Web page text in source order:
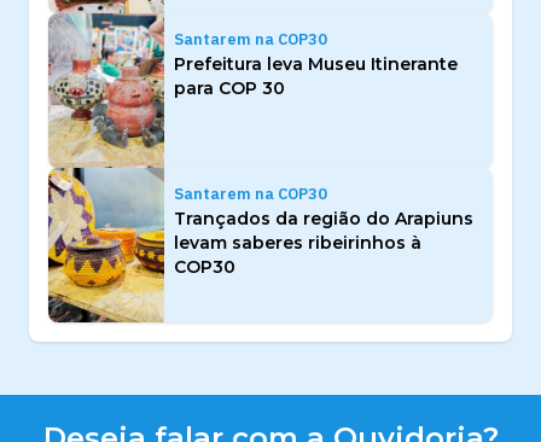
Santarem na COP30
Prefeitura leva Museu Itinerante
para COP 30
Santarem na COP30
Trançados da região do Arapiuns
levam saberes ribeirinhos à
COP30